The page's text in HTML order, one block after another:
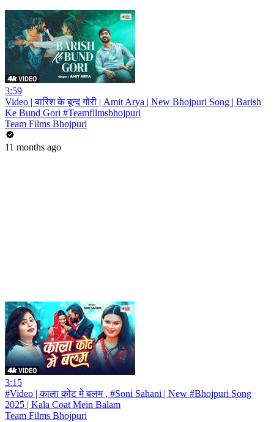
3:59
Video | बारिश के बून्द गोरी | Amit Arya | New Bhojpuri Song | Barish
Ke Bund Gori #Teamfilmsbhojpuri
Team Films Bhojpuri
11 months ago
3:15
#Video | काला कोट मे बलम , #Soni Sahani | New #Bhojpuri Song
2025 | Kala Coat Mein Balam
Team Films Bhojpuri